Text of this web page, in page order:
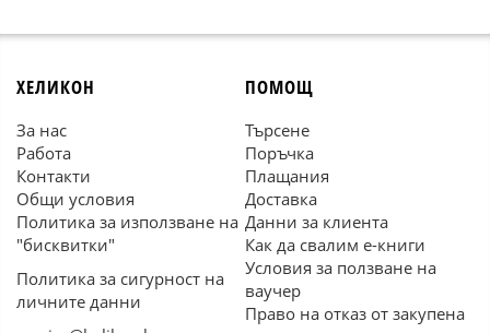
ХЕЛИКОН
За нас
Работа
Контакти
Общи условия
Политика за използване на
"бисквитки"
Политика за сигурност на
личните данни
ПОМОЩ
Търсене
Поръчка
Плащания
Доставка
Данни за клиента
Как да свалим е-книги
Условия за ползване на
ваучер
Право на отказ от закупена